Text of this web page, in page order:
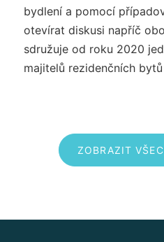
bydlení a pomocí
otevírat diskusi napříč
sdružuje od roku 2020
majitelů rezidenčních
ZOBRAZIT